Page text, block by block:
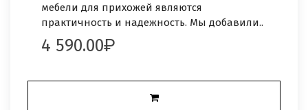
мебели для прихожей являются
практичность и надежность. Мы добавили..
4 590.00